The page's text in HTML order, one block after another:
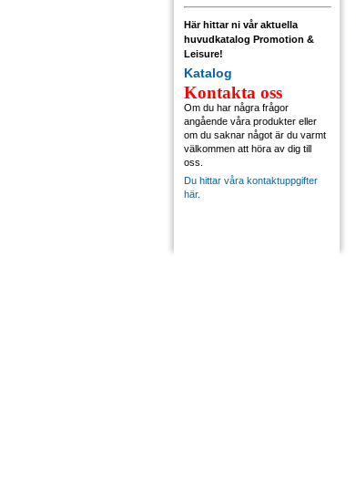
Här hittar ni vår aktuella
huvudkatalog Promotion &
Leisure!
Katalog
Kontakta oss
Om du har några frågor
angående våra produkter eller
om du saknar något är du varmt
välkommen att höra av dig till
oss.
Du hittar våra kontaktuppgifter
här.